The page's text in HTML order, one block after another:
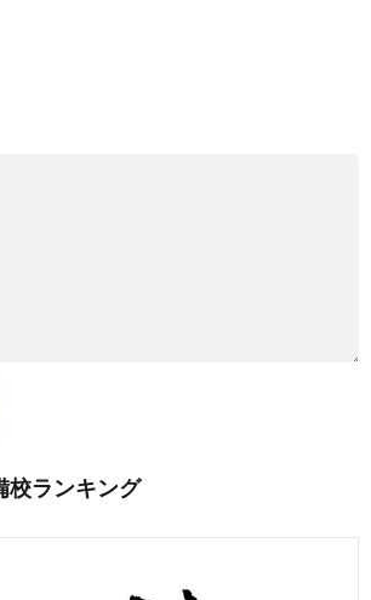
校ランキング